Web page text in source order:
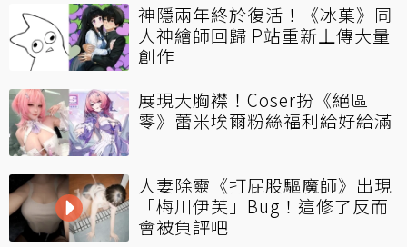
神隱兩年終於復活！《冰菓》同
人神繪師回歸 P站重新上傳大量
創作
展現大胸襟！Coser扮《絕區
零》蕾米埃爾粉絲福利給好給滿
人妻除靈《打屁股驅魔師》出現
「梅川伊芙」Bug！這修了反而
會被負評吧